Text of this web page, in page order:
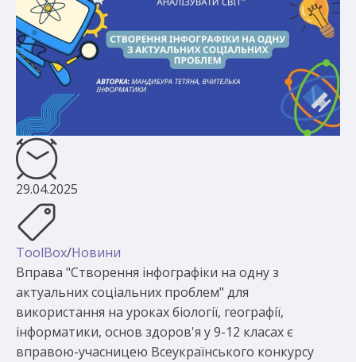
29.04.2025
ToolBox/Новини
Вправа "Створення інфографіки на одну з
актуальних соціальних проблем" для
використання на уроках біології, географії,
інформатики, основ здоров'я у 9-12 класах є
вправою-учасницею Всеукраїнського конкурсу